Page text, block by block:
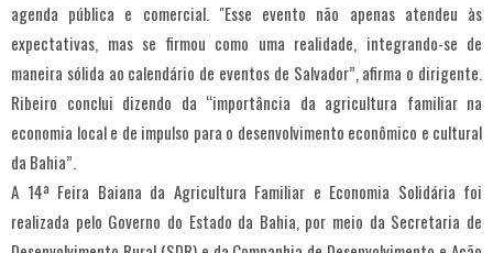
agenda pública e comercial. "Esse evento não apenas atendeu às
expectativas, mas se firmou como uma realidade, integrando-se de
maneira sólida ao calendário de eventos de Salvador”, afirma o dirigente.
Ribeiro conclui dizendo da “importância da agricultura familiar na
economia local e de impulso para o desenvolvimento econômico e cultural
da Bahia”.
A 14ª Feira Baiana da Agricultura Familiar e Economia Solidária foi
realizada pelo Governo do Estado da Bahia, por meio da Secretaria de